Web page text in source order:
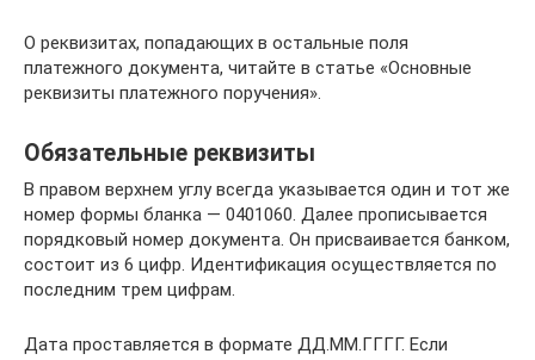
О реквизитах, попадающих в остальные поля
платежного документа, читайте в статье «Основные
реквизиты платежного поручения».
Обязательные реквизиты
В правом верхнем углу всегда указывается один и тот же
номер формы бланка — 0401060. Далее прописывается
порядковый номер документа. Он присваивается банком,
состоит из 6 цифр. Идентификация осуществляется по
последним трем цифрам.
Дата проставляется в формате ДД.ММ.ГГГГ. Если